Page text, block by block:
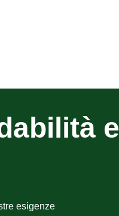
e
esigenze